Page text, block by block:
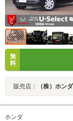
無
料
販売店： （株）ホンダ四
ホンダ